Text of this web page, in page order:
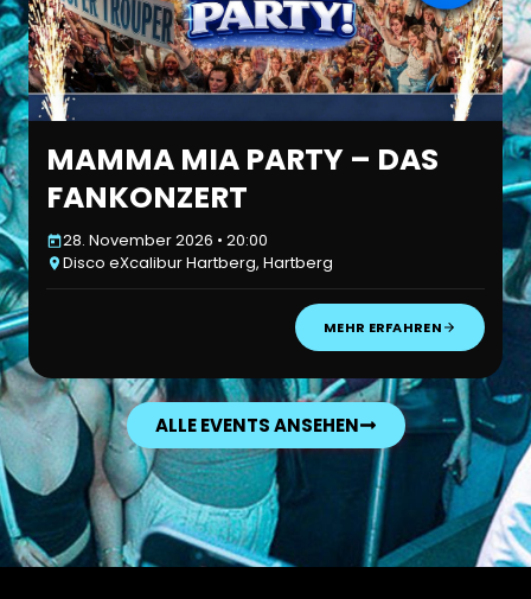
MAMMA MIA PARTY – DAS
FANKONZERT
28. November 2026 • 20:00
Disco eXcalibur Hartberg, Hartberg
MEHR ERFAHREN
ALLE EVENTS ANSEHEN